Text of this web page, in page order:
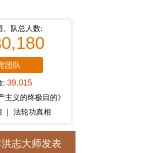
、队总人数:
:39,015
主义的终极目的》
法轮功真相
志大师发表